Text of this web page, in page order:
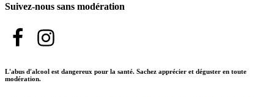
Suivez-nous sans modération
L'abus d'alcool est dangereux pour la santé. Sachez apprécier et déguster en toute
modération.